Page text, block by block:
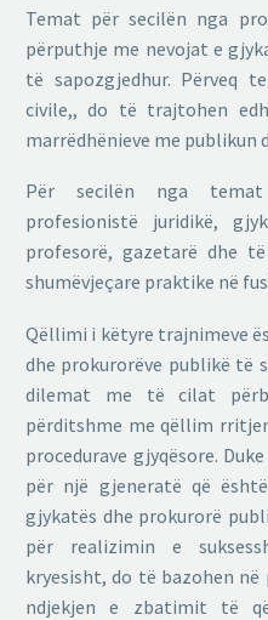
Temat për secilën nga
përputhje me nevojat e
të sapozgjedhur. Përveq
civile,, do të trajtohen
marrëdhënieve me publikun
Për secilën nga temat
profesionistë juridikë,
profesorë, gazetarë dhe
shumëvjeçare praktike në
Qëllimi i këtyre trajnimeve
dhe prokurorëve publikë të
dilemat me të cilat
përditshme me qëllim
procedurave gjyqësore.
për një gjeneratë që
gjykatës dhe prokurorë
për realizimin e
kryesisht, do të bazohen
ndjekjen e zbatimit të